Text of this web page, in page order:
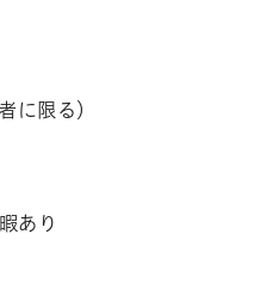
に限る）
あり